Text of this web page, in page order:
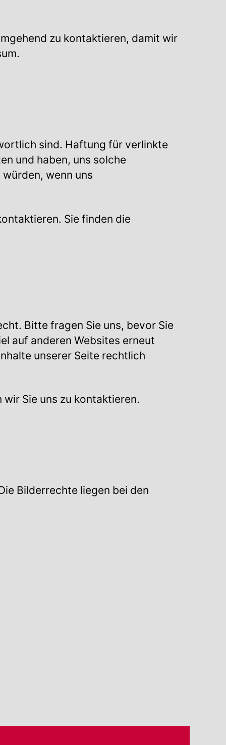
zu kontaktieren, damit wir
sind. Haftung für verlinkte
und haben, uns solche
wenn uns
Sie finden die
Bitte fragen Sie uns, bevor Sie
auf anderen Websites erneut
unserer Seite rechtlich
Sie uns zu kontaktieren.
Bilderrechte liegen bei den